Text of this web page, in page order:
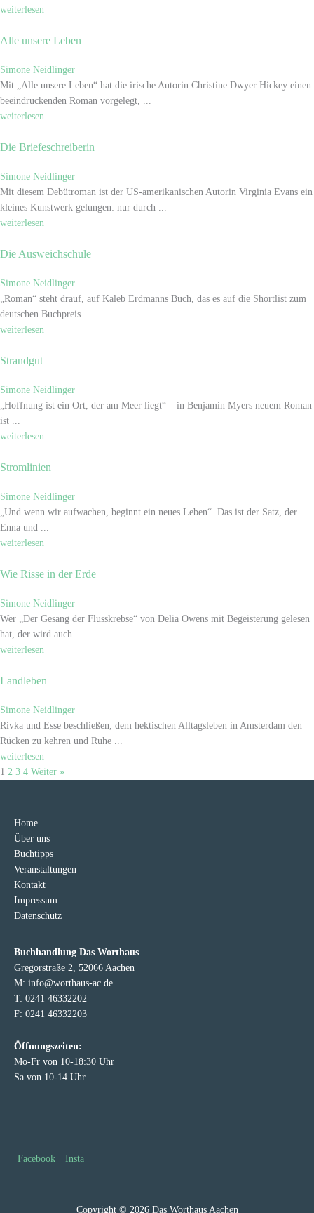
weiterlesen
Alle unsere Leben
Simone Neidlinger
Mit „Alle unsere Leben“ hat die irische Autorin Christine Dwyer Hickey einen
beeindruckenden Roman vorgelegt, ...
weiterlesen
Die Briefeschreiberin
Simone Neidlinger
Mit diesem Debütroman ist der US-amerikanischen Autorin Virginia Evans ein
kleines Kunstwerk gelungen: nur durch ...
weiterlesen
Die Ausweichschule
Simone Neidlinger
„Roman“ steht drauf, auf Kaleb Erdmanns Buch, das es auf die Shortlist zum
deutschen Buchpreis ...
weiterlesen
Strandgut
Simone Neidlinger
„Hoffnung ist ein Ort, der am Meer liegt“ – in Benjamin Myers neuem Roman
ist ...
weiterlesen
Stromlinien
Simone Neidlinger
„Und wenn wir aufwachen, beginnt ein neues Leben“. Das ist der Satz, der
Enna und ...
weiterlesen
Wie Risse in der Erde
Simone Neidlinger
Wer „Der Gesang der Flusskrebse“ von Delia Owens mit Begeisterung gelesen
hat, der wird auch ...
weiterlesen
Landleben
Simone Neidlinger
Rivka und Esse beschließen, dem hektischen Alltagsleben in Amsterdam den
Rücken zu kehren und Ruhe ...
weiterlesen
1 2 3 4 Weiter »
Home
Über uns
Buchtipps
Veranstaltungen
Kontakt
Impressum
Datenschutz
Buchhandlung Das Worthaus
Gregorstraße 2, 52066 Aachen
M: info@worthaus-ac.de
T: 0241 46332202
F: 0241 46332203
Öffnungszeiten:
Mo-Fr von 10-18:30 Uhr
Sa von 10-14 Uhr
Facebook Insta
Copyright © 2026 Das Worthaus Aachen